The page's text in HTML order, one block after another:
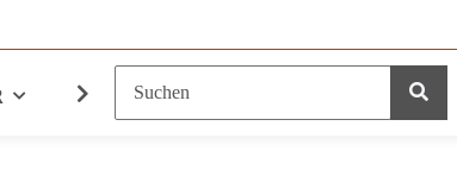
LEDERPRODUKTE